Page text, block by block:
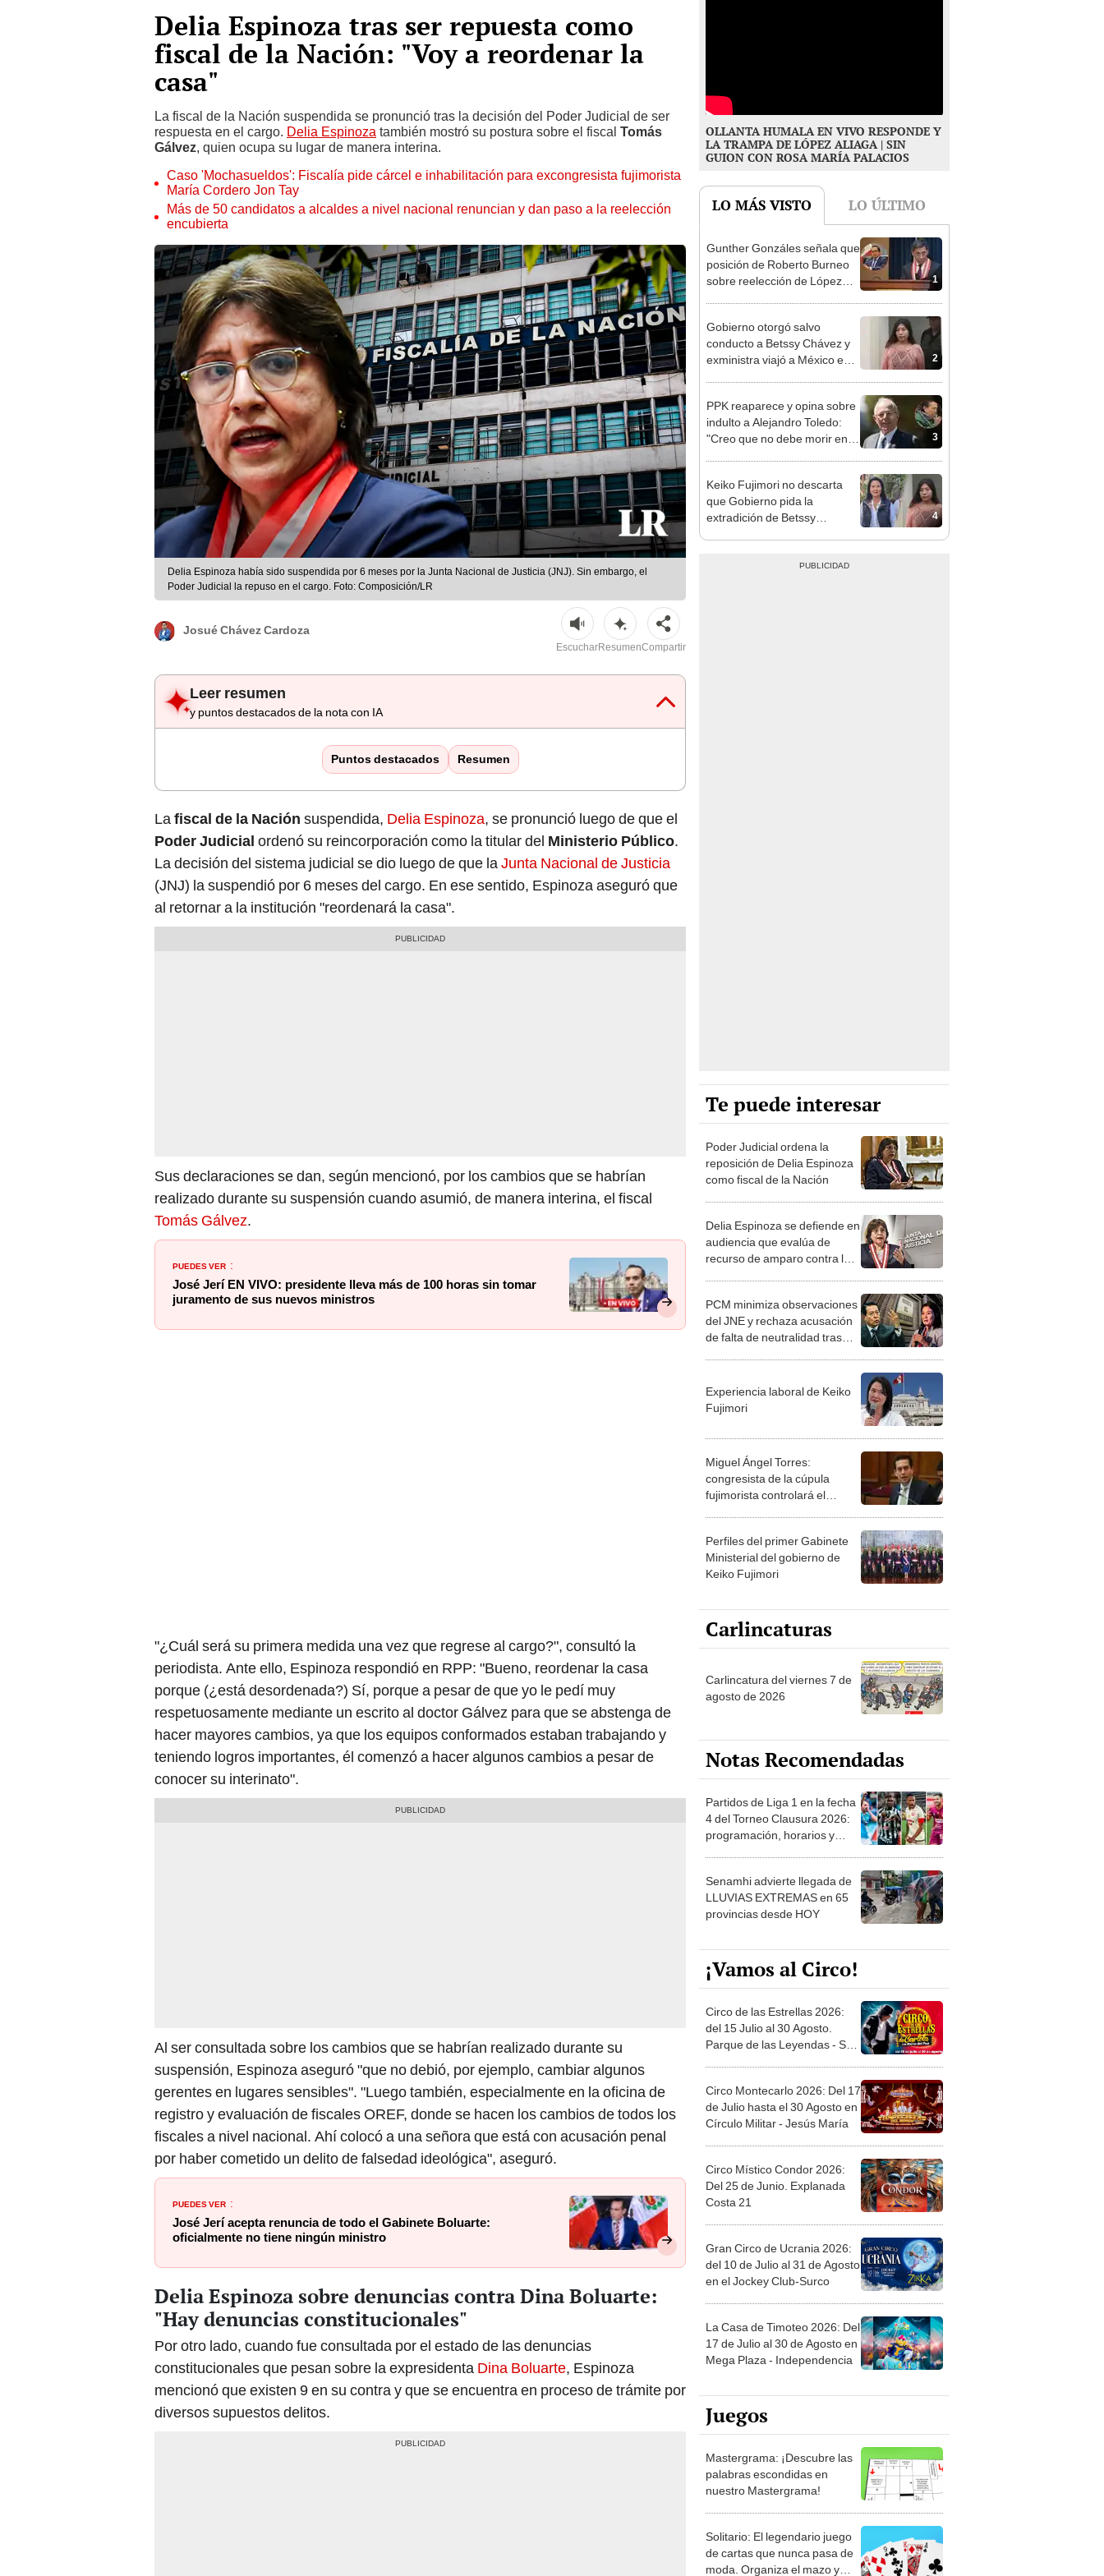
Delia Espinoza tras ser repuesta como
fiscal de la Nación: "Voy a reordenar la
casa"
La fiscal de la Nación suspendida se pronunció tras la decisión del Poder Judicial de ser
respuesta en el cargo. Delia Espinoza también mostró su postura sobre el fiscal Tomás
Gálvez, quien ocupa su lugar de manera interina.
Caso 'Mochasueldos': Fiscalía pide cárcel e inhabilitación para excongresista fujimorista
María Cordero Jon Tay
Más de 50 candidatos a alcaldes a nivel nacional renuncian y dan paso a la reelección
encubierta
Delia Espinoza había sido suspendida por 6 meses por la Junta Nacional de Justicia (JNJ). Sin embargo, el
Poder Judicial la repuso en el cargo. Foto: Composición/LR
Josué Chávez Cardoza
EscucharResumenCompartir
Leer resumen
y puntos destacados de la nota con IA
Puntos destacados Resumen
Lafiscal de la Nación suspendida, Delia Espinoza, se pronunció luego de que el
Poder Judicial ordenó su reincorporación como la titular del Ministerio Público.
La decisión del sistema judicial se dio luego de que laJunta Nacional de Justicia
(JNJ) la suspendió por 6 meses del cargo. En ese sentido, Espinoza aseguró que
al retornar a la institución "reordenará la casa".
Sus declaraciones se dan, según mencionó, por los cambios que se habrían
realizado durante su suspensión cuando asumió, de manera interina, el fiscal
Tomás Gálvez.
PUEDES VER :
José Jerí EN VIVO: presidente lleva más de 100 horas sin tomar
juramento de sus nuevos ministros
"¿Cuál será su primera medida una vez que regrese al cargo?", consultó la
periodista. Ante ello, Espinoza respondió en RPP: "Bueno, reordenar la casa
porque (¿está desordenada?) Sí, porque a pesar de que yo le pedí muy
respetuosamente mediante un escrito al doctor Gálvez para que se abstenga de
hacer mayores cambios, ya que los equipos conformados estaban trabajando y
teniendo logros importantes, él comenzó a hacer algunos cambios a pesar de
conocer su interinato".
Al ser consultada sobre los cambios que se habrían realizado durante su
suspensión, Espinoza aseguró "que no debió, por ejemplo, cambiar algunos
gerentes en lugares sensibles". "Luego también, especialmente en la oficina de
registro y evaluación de fiscales OREF, donde se hacen los cambios de todos los
fiscales a nivel nacional. Ahí colocó a una señora que está con acusación penal
por haber cometido un delito de falsedad ideológica", aseguró.
PUEDES VER :
José Jerí acepta renuncia de todo el Gabinete Boluarte:
oficialmente no tiene ningún ministro
Delia Espinoza sobre denuncias contra Dina Boluarte:
"Hay denuncias constitucionales"
Por otro lado, cuando fue consultada por el estado de las denuncias
constitucionales que pesan sobre la expresidenta Dina Boluarte, Espinoza
mencionó que existen 9 en su contra y que se encuentra en proceso de trámite por
diversos supuestos delitos.
OLLANTA HUMALA EN VIVO RESPONDE Y
LA TRAMPA DE LÓPEZ ALIAGA | SIN
GUION CON ROSA MARÍA PALACIOS
LO MÁS VISTO LO ÚLTIMO
1
Gunther Gonzáles señala que
posición de Roberto Burneo
sobre reelección de López
2
Gobierno otorgó salvo
conducto a Betssy Chávez y
exministra viajó a México en
3
PPK reaparece y opina sobre
indulto a Alejandro Toledo:
"Creo que no debe morir en la
4
Keiko Fujimori no descarta
que Gobierno pida la
extradición de Betssy
Te puede interesar
Poder Judicial ordena la
reposición de Delia Espinoza
como fiscal de la Nación
Delia Espinoza se defiende en
audiencia que evalúa de
recurso de amparo contra la
PCM minimiza observaciones
del JNE y rechaza acusación
de falta de neutralidad tras
Experiencia laboral de Keiko
Fujimori
Miguel Ángel Torres:
congresista de la cúpula
fujimorista controlará el
Perfiles del primer Gabinete
Ministerial del gobierno de
Keiko Fujimori
Carlincaturas
Carlincatura del viernes 7 de
agosto de 2026
Notas Recomendadas
Partidos de Liga 1 en la fecha
4 del Torneo Clausura 2026:
programación, horarios y
Senamhi advierte llegada de
LLUVIAS EXTREMAS en 65
provincias desde HOY
¡Vamos al Circo!
Circo de las Estrellas 2026:
del 15 Julio al 30 Agosto.
Parque de las Leyendas - San
Circo Montecarlo 2026: Del 17
de Julio hasta el 30 Agosto en
Círculo Militar - Jesús María
Circo Místico Condor 2026:
Del 25 de Junio. Explanada
Costa 21
Gran Circo de Ucrania 2026:
del 10 de Julio al 31 de Agosto
en el Jockey Club-Surco
La Casa de Timoteo 2026: Del
17 de Julio al 30 de Agosto en
Mega Plaza - Independencia
Juegos
Mastergrama: ¡Descubre las
palabras escondidas en
nuestro Mastergrama!
Solitario: El legendario juego
de cartas que nunca pasa de
moda. Organiza el mazo y